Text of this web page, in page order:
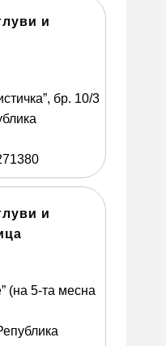
и
бр. 10/3
и
(на 5-та месна